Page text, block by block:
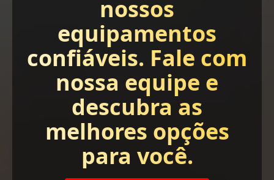
nossos
equipamentos
confiáveis. Fale com
nossa equipe e
descubra as
melhores opções
para você.